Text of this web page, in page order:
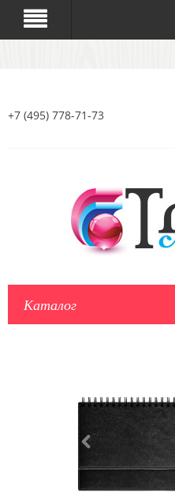
+7 (495) 778-71-73
Каталог